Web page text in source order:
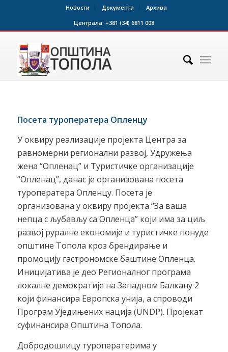
Новости Документа
Архива
Централа: +381 (34) 6811 008
Посета туроператера Опленцу
У оквиру реализације пројекта Центра за
равномерни регионални развој, Удружења
жена “Опленац” и Туристичке организације
“Опленац”, данас је организована посета
туроператера Опленцу. Посета је
организована у оквиру пројекта “За ваша
непца с љубављу са Опленца” који има за циљ
развој руралне економије и туристичке понуде
општине Топола кроз брендирање и
промоцију гастрономске баштине Опленца.
Иницијатива је део Регионалног програма
локалне демократије на Западном Балкану 2
који финансира Европска унија, а спроводи
Програм Уједињених нација (UNDP). Пројекат
суфинансира Општина Топола.
Добродошлицу туроператерима у